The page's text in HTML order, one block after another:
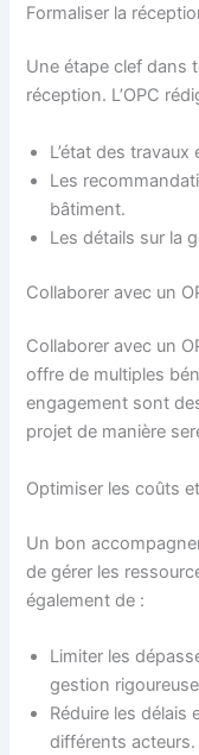
Formaliser la
Une étape clef dans
réception. L’OPC
L’état des
Les
bâtiment.
Les détails sur la
Collaborer avec un
Collaborer avec un
offre de multiples
engagement sont
projet de manière
Optimiser les coûts
Un bon
de gérer les
également de :
Limiter les
gestion
Réduire les délais
différents acteurs.